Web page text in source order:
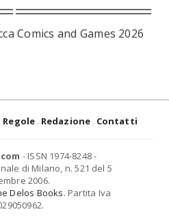
Comics and Games 2026
Regole Redazione Contatti
- ISSN 1974-8248 -
di Milano, n. 521 del 5
2006.
Delos Books. Partita Iva